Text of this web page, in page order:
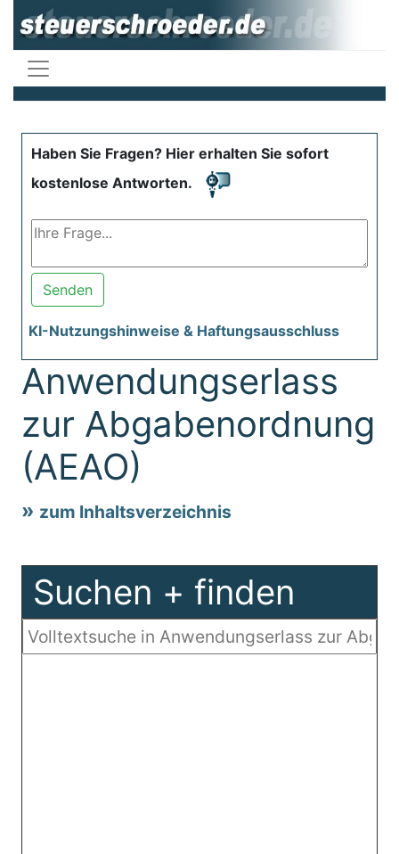
Haben Sie Fragen? Hier erhalten Sie sofort
kostenlose Antworten.
Senden
KI-Nutzungshinweise & Haftungsausschluss
Anwendungserlass
zur Abgabenordnung
(AEAO)
zum Inhaltsverzeichnis
Suchen + finden